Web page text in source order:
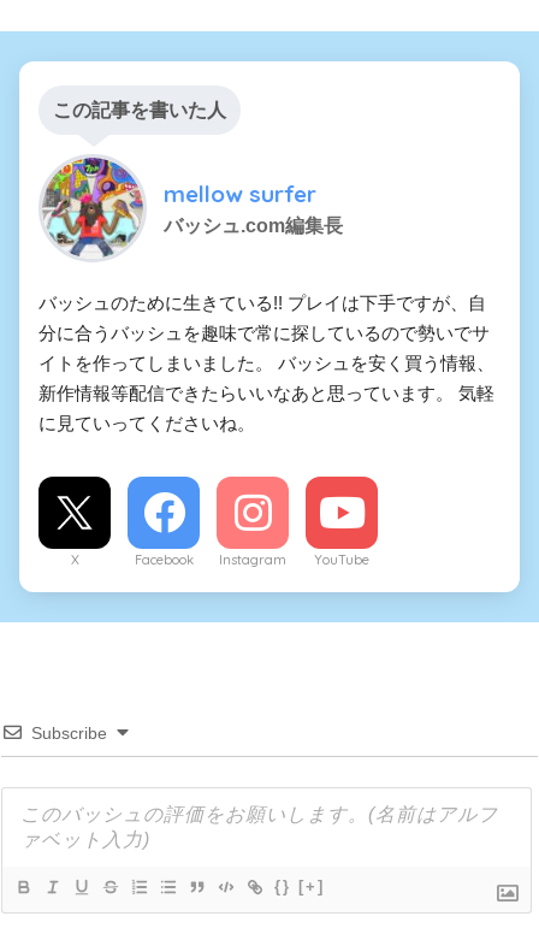
この記事を書いた人
mellow surfer
バッシュ.com編集長
バッシュのために生きている!! プレイは下手ですが、自
分に合うバッシュを趣味で常に探しているので勢いでサ
イトを作ってしまいました。 バッシュを安く買う情報、
新作情報等配信できたらいいなあと思っています。 気軽
に見ていってくださいね。
X Facebook Instagram YouTube
Subscribe
{} [+]